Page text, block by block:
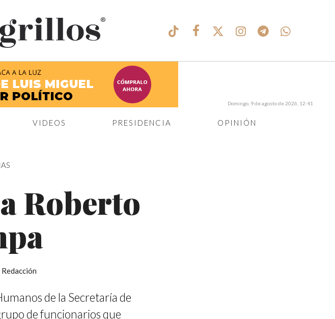
®
VIDEOS PRESIDENCIA OPINIÓN
Domingo, 9 de agosto de 2026, 12:41
Roberto
Redacción
de la Secretaría de
de funcionarios que